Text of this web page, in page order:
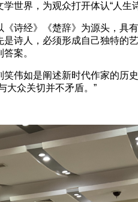
世界，为观众打开体认“人生诗
诗经》《楚辞》为源头，具
诗人，必须形成自己独特的
案。
伟如是阐述新时代作家的历
大众关切并不矛盾。”